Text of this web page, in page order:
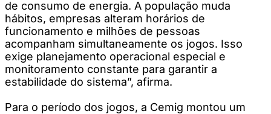
de consumo de energia. A população muda
hábitos, empresas alteram horários de
funcionamento e milhões de pessoas
acompanham simultaneamente os jogos. Isso
exige planejamento operacional especial e
monitoramento constante para garantir a
estabilidade do sistema”, afirma.
Para o período dos jogos, a Cemig montou um